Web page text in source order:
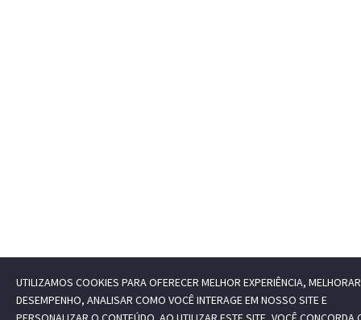
UTILIZAMOS COOKIES PARA OFERECER MELHOR EXPERIÊNCIA,
DESEMPENHO, ANALISAR COMO VOCÊ INTERAGE EM NOSSO SITE E